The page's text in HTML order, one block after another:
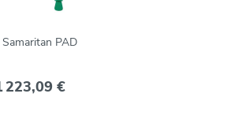
PAD
223,09 €